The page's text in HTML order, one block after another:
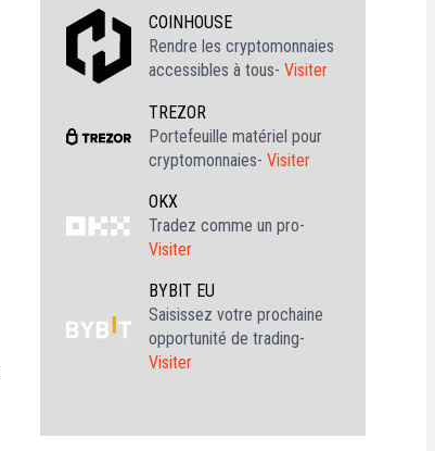
COINHOUSE
Rendre les cryptomonnaies
accessibles à tous- Visiter
TREZOR
Portefeuille matériel pour
cryptomonnaies- Visiter
OKX
Tradez comme un pro-
Visiter
BYBIT EU
Saisissez votre prochaine
opportunité de trading-
Visiter